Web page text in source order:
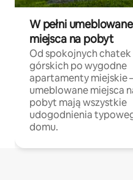
W pełni umeblowane
miejsca na pobyt
Od spokojnych chatek
górskich po wygodne
apartamenty miejskie
umeblowane miejsca
pobyt mają wszystkie
udogodnienia
domu.